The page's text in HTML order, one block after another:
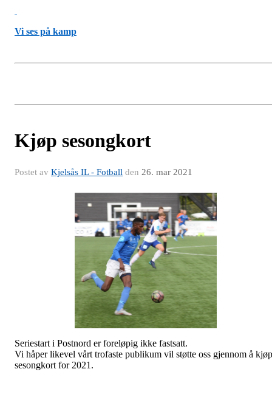
Vi ses på kamp
Kjøp sesongkort
Postet av Kjelsås IL - Fotball den 26. mar 2021
Seriestart i Postnord er foreløpig ikke fastsatt.
Vi håper likevel vårt trofaste publikum vil støtte oss gjennom å
sesongkort for 2021.